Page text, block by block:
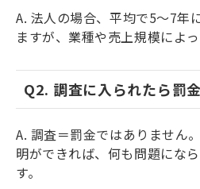
A. 法人の場合、平均で5～7年
ますが、業種や売上規模によっ
Q2. 調査に入られたら罰
A. 調査＝罰金ではありません
明ができれば、何も問題にな
す。